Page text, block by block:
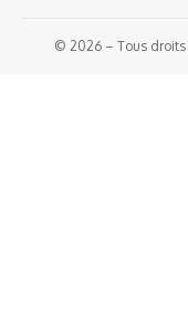
© 2026 – Tous droits